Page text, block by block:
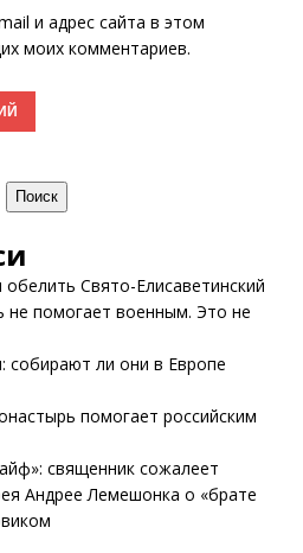
и адрес сайта в этом
моих комментариев.
Поиск
Свято-Елисаветинский
помогает военным. Это не
собирают ли они в Европе
помогает российским
священник сожалеет
Андрее Лемешонка о «брате